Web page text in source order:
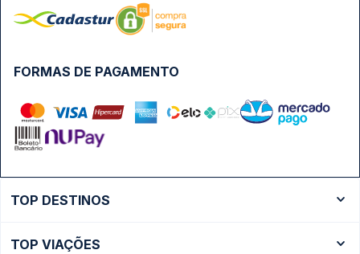
FORMAS DE PAGAMENTO
TOP DESTINOS
TOP VIAÇÕES